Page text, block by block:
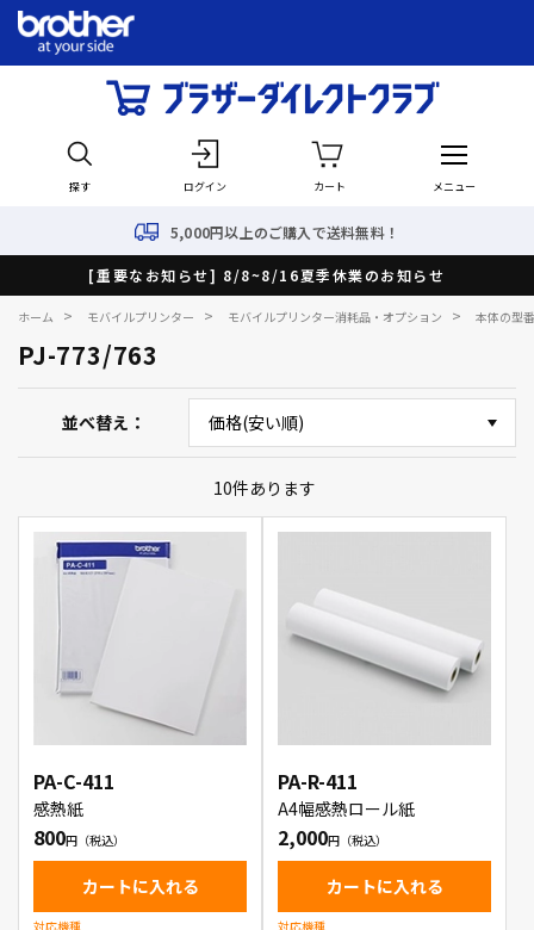
探す ログイン カート メニュー
5,000円以上のご購入で送料無料！
[重要なお知らせ] 8/8~8/16夏季休業のお知らせ
ホーム > モバイルプリンター > モバイルプリンター消耗品・オプション > 本体の型
PJ-773/763
並べ替え
10件あります
PA-C-411
感熱紙
800
カートに入れる
対応機種
PA-R-411
A4幅感熱ロール紙
2,000
カートに入れる
対応機種